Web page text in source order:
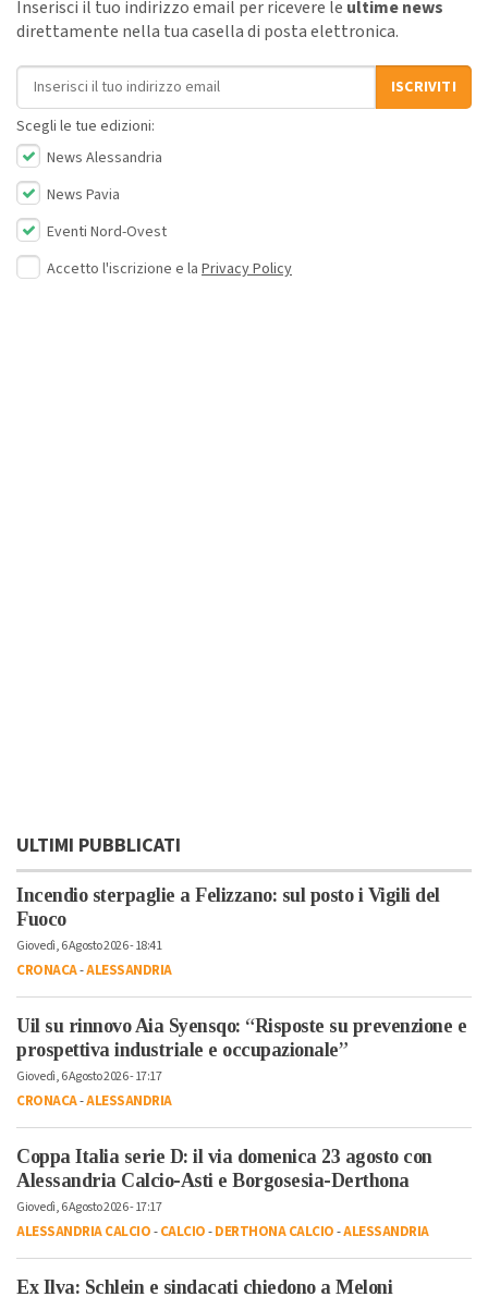
Inserisci il tuo indirizzo email per ricevere le ultime news
direttamente nella tua casella di posta elettronica.
Indirizzo email
ISCRIVITI
Scegli le tue edizioni:
News Alessandria
News Pavia
Eventi Nord-Ovest
Accetto l'iscrizione e la Privacy Policy
ULTIMI PUBBLICATI
Incendio sterpaglie a Felizzano: sul posto i Vigili del
Fuoco
Giovedì, 6 Agosto 2026 - 18:41
CRONACA-ALESSANDRIA
Uil su rinnovo Aia Syensqo: “Risposte su prevenzione e
prospettiva industriale e occupazionale”
Giovedì, 6 Agosto 2026 - 17:17
CRONACA-ALESSANDRIA
Coppa Italia serie D: il via domenica 23 agosto con
Alessandria Calcio-Asti e Borgosesia-Derthona
Giovedì, 6 Agosto 2026 - 17:17
ALESSANDRIA CALCIO-CALCIO-DERTHONA CALCIO-ALESSANDRIA
Ex Ilva: Schlein e sindacati chiedono a Meloni